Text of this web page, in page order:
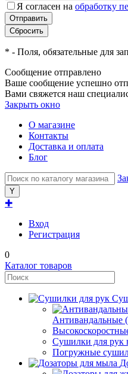
Я согласен на обработку
* - Поля, обязательные для
Сообщение отправлено
Ваше сообщение успешно
Вами свяжется наш
Закрыть окно
О магазине
Контакты
Доставка и оплата
Блог
✚
Вход
Регистрация
0
Каталог товаров
Антивандальные
Сушилки для рук
Погружные